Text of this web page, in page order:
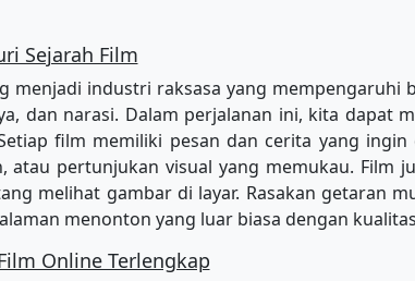
Sejarah Film
industri raksasa yang mempengaruhi
narasi. Dalam perjalanan ini, kita dapat
film memiliki pesan dan cerita yang
pertunjukan visual yang memukau. Film
melihat gambar di layar. Rasakan getaran
menonton yang luar biasa dengan
Online Terlengkap